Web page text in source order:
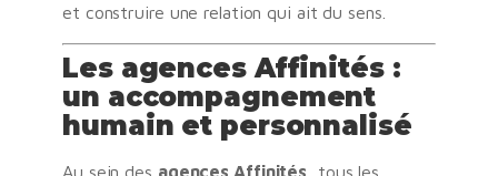
et construire une relation qui ait du sens.
Les agences Affinités :
un accompagnement
humain et personnalisé
Au sein des agences Affinités , tous les